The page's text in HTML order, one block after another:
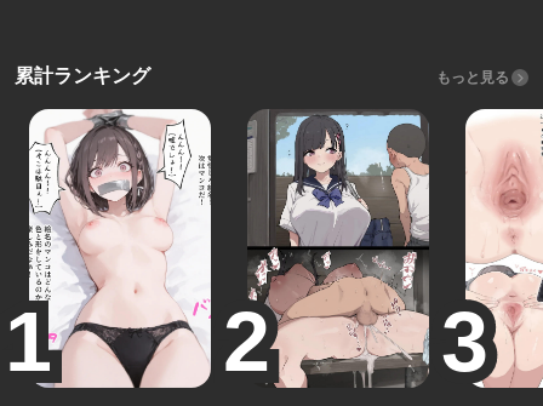
累計ランキング もっと見る